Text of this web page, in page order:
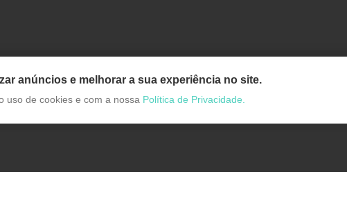
anúncios e melhorar a sua experiência no site.
uso de cookies e com a nossa Política de Privacidade.